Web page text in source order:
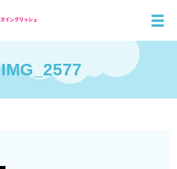
メ
IMG_2577